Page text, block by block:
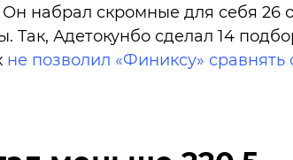
набрал скромные для себя 26
Так, Адетокунбо сделал 14
не позволил «Финиксу»